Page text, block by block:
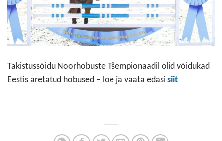
Takistussõidu Noorhobuste Tšempionaadil olid võidukad
Eestis aretatud hobused – loe ja vaata edasi siit